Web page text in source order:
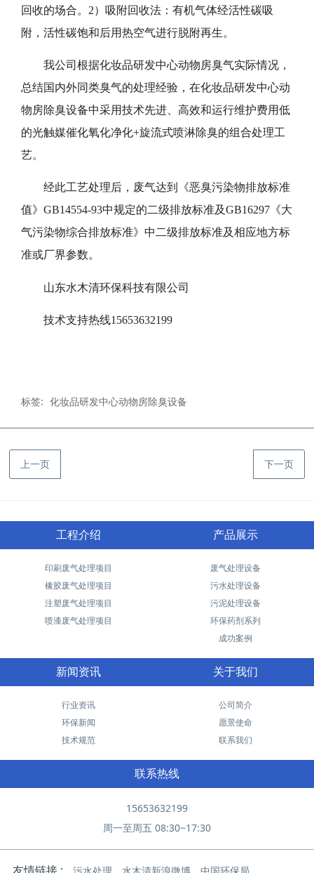
回收的场合。2）吸附回收法：有机气体经活性碳吸
附，活性碳饱和后用热空气进行脱附再生。
我公司根据化妆品研发中心动物房臭气实际情况，
总结国内外同类臭气的处理经验， 在化妆品研发中心动
物房除臭设备中采用技术先进、高效和运行维护费用低
的光触媒催化氧化净化+旋流式喷淋除臭的组合处理工
艺。
经此工艺处理后，废气达到《恶臭污染物排放标准
值》 GB14554-93中规定的二级排放标准及GB16297《大
气污染物综合排放标准》中二级排放标准及相应地方标
准或厂界参数。
山东水木清环保科技有限公司
技术支持热线15653632199
标签: 化妆品研发中心动物房除臭设备
上一页 下一页
工程介绍
印刷废气处理项目
橡胶废气处理项目
注塑废气处理项目
喷漆废气处理项目
产品展示
废气处理设备
污水处理设备
污泥处理设备
环保药剂系列
成功案例
新闻资讯
行业资讯
环保新闻
技术规范
关于我们
公司简介
愿景使命
联系我们
联系热线
15653632199
周一至周五 08:30~17:30